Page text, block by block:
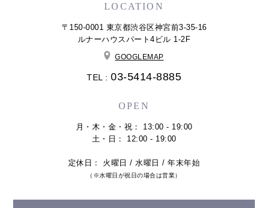
LOCATION
〒150-0001 東京都渋谷区神宮前3-35-16
ルナーハウスパート4ビル 1-2F
GOOGLEMAP
TEL : 03-5414-8885
OPEN
月・木・金・祝： 13:00 - 19:00
土・日： 12:00 - 19:00
定休日： 火曜日 / 水曜日 / 年末年始
（※水曜日が祝日の場合は営業）